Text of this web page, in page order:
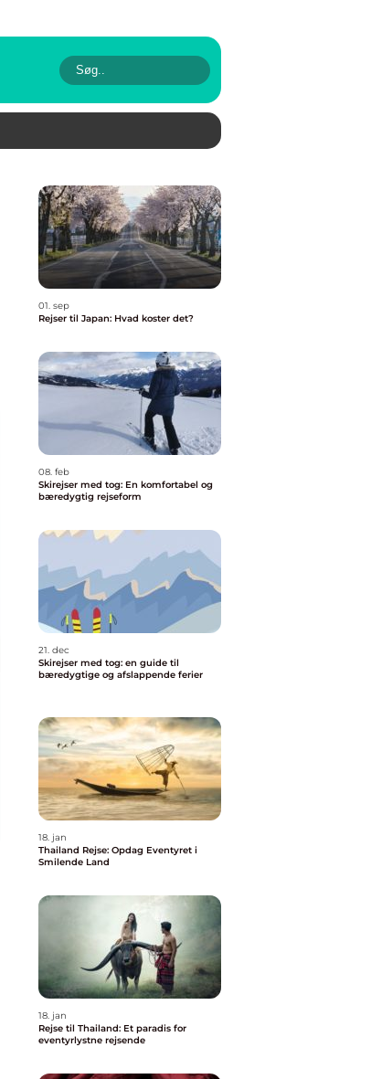
01. sep
Rejser til Japan: Hvad koster det?
08. feb
Skirejser med tog: En komfortabel og
bæredygtig rejseform
21. dec
Skirejser med tog: en guide til
bæredygtige og afslappende ferier
18. jan
Thailand Rejse: Opdag Eventyret i
Smilende Land
18. jan
Rejse til Thailand: Et paradis for
eventyrlystne rejsende